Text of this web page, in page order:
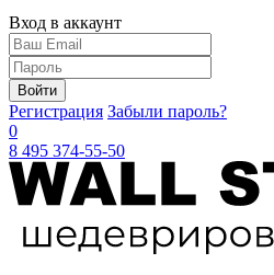
Вход в аккаунт
Войти
Регистрация Забыли пароль?
0
8 495 374-55-50